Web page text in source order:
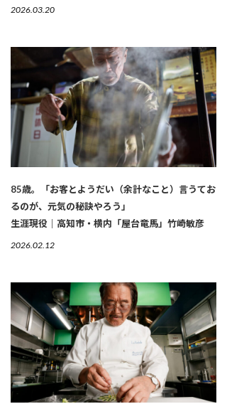
2026.03.20
85歳。「お客とようだい（余計なこと）言うてお
るのが、元気の秘訣やろう」
生涯現役｜高知市・横内「屋台竜馬」竹崎敏彦
2026.02.12